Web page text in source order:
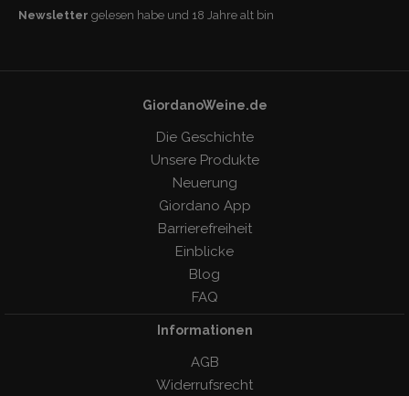
Newsletter gelesen habe und 18 Jahre alt bin
GiordanoWeine.de
Die Geschichte
Unsere Produkte
Neuerung
Giordano App
Barrierefreiheit
Einblicke
Blog
FAQ
Informationen
AGB
Widerrufsrecht